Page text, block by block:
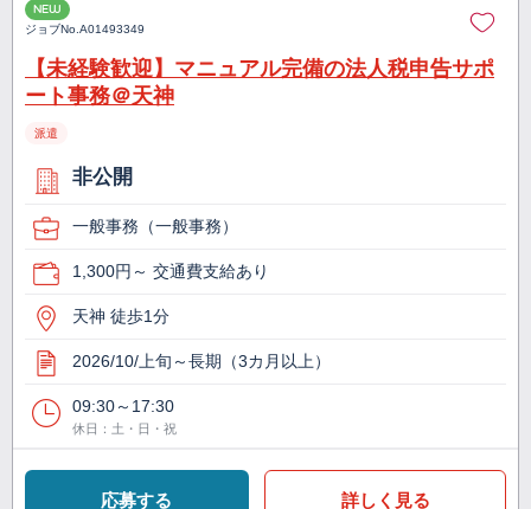
NEW
ジョブNo.A01493349
【未経験歓迎】マニュアル完備の法人税申告サポ
ート事務＠天神
派遣
非公開
一般事務（一般事務）
1,300円～ 交通費支給あり
天神 徒歩1分
2026/10/上旬～長期（3カ月以上）
09:30～17:30
休日：土・日・祝
応募する 詳しく見る